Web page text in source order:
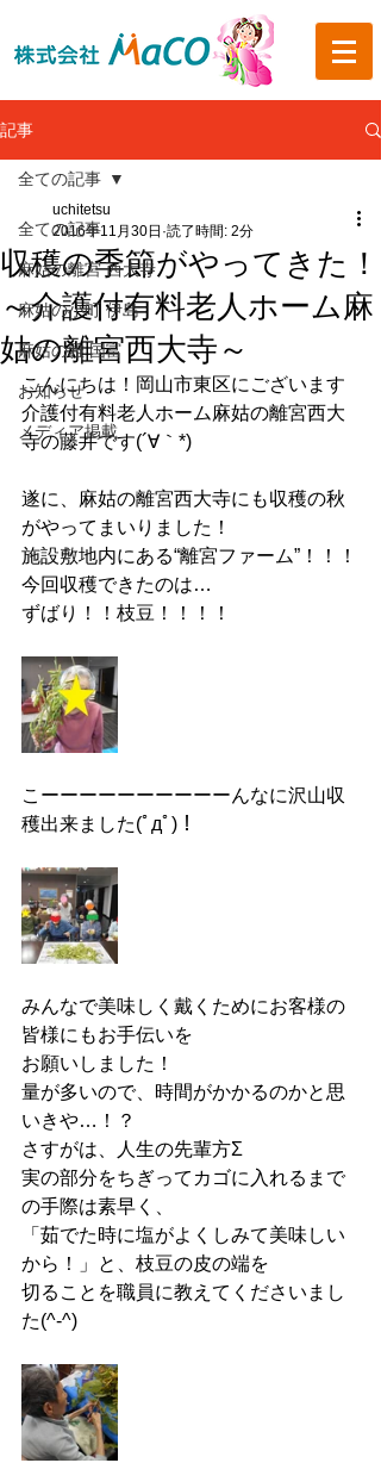
記事
全ての記事
麻姑の離宮 西大寺
麻姑の小町 伊島
麻姑の雅 国富
お知らせ
メディア掲載
全ての記事
収穫の季節がやってきた！
～介護付有料老人ホーム麻
姑の離宮西大寺～
uchitetsu
2016年11月30日 読了時間: 2分
こんにちは！岡山市東区にございます
介護付有料老人ホーム麻姑の離宮西大
寺の藤井です(´∀｀*)
遂に、麻姑の離宮西大寺にも収穫の秋
がやってまいりました！
施設敷地内にある“離宮ファーム”！！！
今回収穫できたのは…
ずばり！！枝豆！！！！
こーーーーーーーーーーんなに沢山収
穫出来ました(ﾟдﾟ)！
みんなで美味しく戴くためにお客様の
皆様にもお手伝いを
お願いしました！
量が多いので、時間がかかるのかと思
いきや…！？
さすがは、人生の先輩方Σ
実の部分をちぎってカゴに入れるまで
の手際は素早く、
「茹でた時に塩がよくしみて美味しい
から！」と、枝豆の皮の端を
切ることを職員に教えてくださいまし
た(^-^)